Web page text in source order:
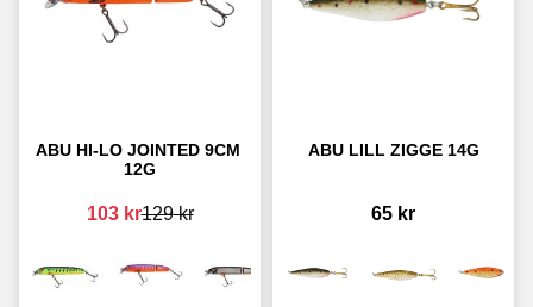
ABU HI-LO JOINTED 9CM
12G
103kr129kr
ABU LILL ZIGGE 14G
65 kr